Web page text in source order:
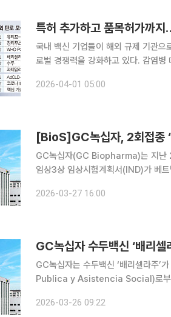
특허 추가하고 품목허가까
국내 백신 기업들이 해외 규제 기관으
로벌 경쟁력을 강화하고 있다. 감염
직스, GC녹십자, 셀리드 등 백신 개발
2026-04-01 05:00
[BioS]GC녹십자, 2회접종
GC녹십자(GC Biopharma)는 지난
임상3상 임상시험계획서(IND)가
으로 배리셀라주를 2도즈의 면역원성
2026-03-27 16:00
GC녹십자 수두백신 ‘배리셀
GC녹십자는 수두백신 ‘배리셀라주
Publica y Asistencia Social)로부터 품목허
공급에 더해 이번 허가를 시작으로 중
2026-03-26 09:22